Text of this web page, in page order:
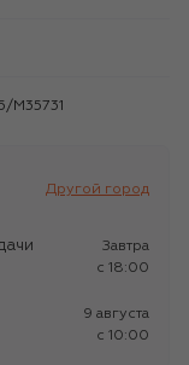
M35731
Другой город
Завтра
c 18:00
9 августа
c 10:00